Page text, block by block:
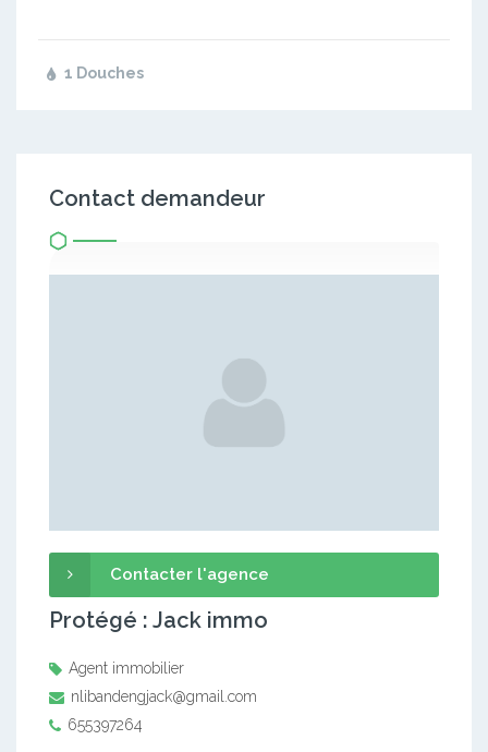
1 Douches
Contact demandeur
Contacter l'agence
Protégé : Jack immo
Agent immobilier
nlibandengjack@gmail.com
655397264